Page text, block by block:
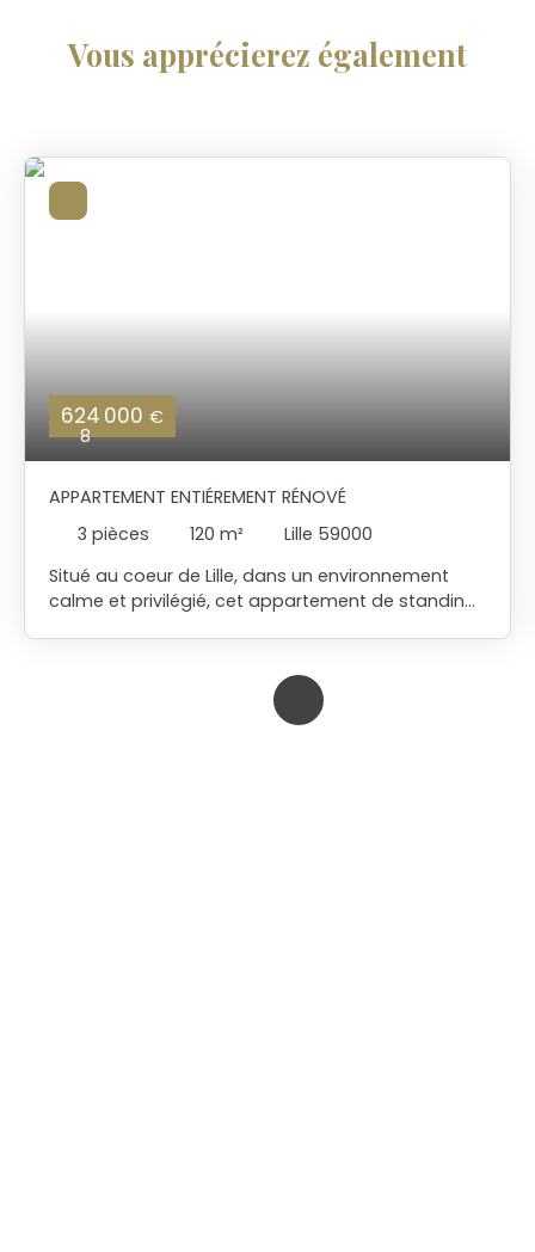
Vous apprécierez également
624 000 €
8
APPARTEMENT ENTIÉREMENT RÉNOVÉ
3 pièces 120 m²
Lille 59000
Situé au coeur de Lille, dans un environnement
calme et privilégié, cet appartement de standing
flexibilité d'exploitation permettant d'envisager: -
une mise en location à des professions libérales, -
un usage en bureaux haut de